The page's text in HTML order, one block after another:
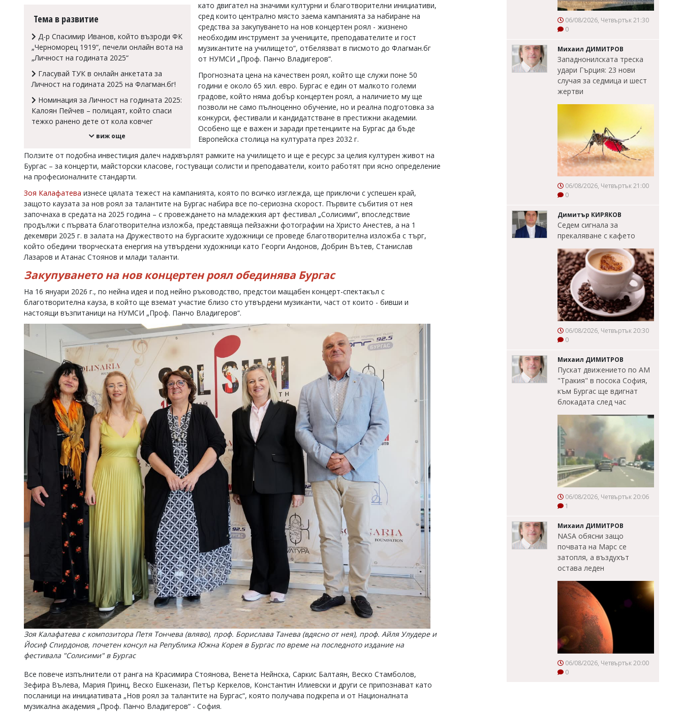
въвеждат
редакцията
отговорност
обиден
сигнализирайте
Тема в развитие
Д-р Спасимир Иванов, който възроди ФК
„Черноморец 1919“, печели онлайн вота на
„Личност на годината 2025“
Гласувай ТУК в онлайн анкетата за
Личност на годината 2025 на Флагман.бг!
Номинация за Личност на годината 2025:
Калоян Пейчев – полицаят, който спаси
тежко ранено дете от кола ковчег
виж още
като двигател на значими културни и благотворителни инициативи,
сред които централно място заема кампанията за набиране на
средства за закупуването на нов концертен роял - жизнено
необходим инструмент за учениците, преподавателите и гост
музикантите на училището“, отбелязват в писмото до Флагман.бг
от НУМСИ „Проф. Панчо Владигеров“.
Прогнозната цена на качествен роял, който ще служи поне 50
години е около 65 хил. евро. Бургас е един от малкото големи
градове, който няма добър концертен роял, а наличието му ще
позволи не само пълноценно обучение, но и реална подготовка за
конкурси, фестивали и кандидатстване в престижни академии.
Особено ще е важен и заради претенциите на Бургас да бъде
Европейска столица на културата през 2032 г.
Ползите от подобна инвестиция далеч надхвърлят рамките на училището и ще е ресурс за целия културен живот на
Бургас – за концерти, майсторски класове, гостуващи солисти и преподаватели, които работят при ясно определение
на професионалните стандарти.
Зоя Калафатева изнесе цялата тежест на кампанията, която по всичко изглежда, ще приключи с успешен край,
защото каузата за нов роял за талантите на Бургас набира все по-сериозна скорост. Първите събития от нея
започнаха в средата на 2025 година – с провеждането на младежкия арт фестивал „Солисими“, впоследствие
продължи с първата благотворителна изложба, представяща пейзажни фотографии на Христо Анестев, а на 1
декември 2025 г. в залата на Дружеството на бургаските художници се проведе благотворителна изложба с търг,
който обедини творческата енергия на утвърдени художници като Георги Андонов, Добрин Вътев, Станислав
Лазаров и Атанас Стоянов и млади таланти.
Закупуването на нов концертен роял обединява Бургас
На 16 януари 2026 г., по нейна идея и под нейно ръководство, предстои мащабен концерт-спектакъл с
благотворителна кауза, в който ще вземат участие близо сто утвърдени музиканти, част от които - бивши и
настоящи възпитаници на НУМСИ „Проф. Панчо Владигеров“.
Зоя Калафатева с композитора Петя Тончева (вляво), проф. Борислава Танева (вдясно от нея), проф. Айля Улудере и
Йосиф Спирдонов, почетен консул на Република Южна Корея в Бургас по време на последното издание на
фестивала "Солисими" в Бургас
Все повече изпълнители от ранга на Красимира Стоянова, Венета Нейнска, Саркис Балтаян, Веско Стамболов,
Зефира Вълева, Мария Принц, Веско Ешкенази, Петър Керкелов, Константин Илиевски и други се припознават като
посланици на инициативата „Нов роял за талантите на Бургас“, която получава подкрепа и от Националната
музикална академия „Проф. Панчо Владигеров“ - София.
06/08/2026, Четвъртък 21:30
0
Михаил ДИМИТРОВ
Западнонилската треска
удари Гърция: 23 нови
случая за седмица и шест
жертви
06/08/2026, Четвъртък 21:00
0
Димитър КИРЯКОВ
Седем сигнала за
прекаляване с кафето
06/08/2026, Четвъртък 20:30
0
Михаил ДИМИТРОВ
Пускат движението по АМ
"Тракия" в посока София,
към Бургас ще вдигнат
блокадата след час
06/08/2026, Четвъртък 20:06
1
Михаил ДИМИТРОВ
NASA обясни защо
почвата на Марс се
затопля, а въздухът
остава леден
06/08/2026, Четвъртък 20:00
0